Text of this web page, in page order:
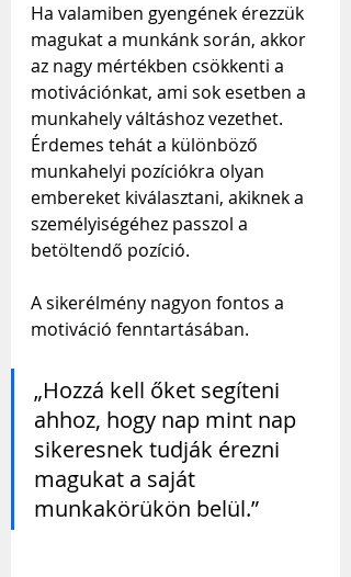
Ha valamiben gyengének érezzük
magukat a munkánk során, akkor
az nagy mértékben csökkenti a
motivációnkat, ami sok esetben a
munkahely váltáshoz vezethet.
Érdemes tehát a különböző
munkahelyi pozíciókra olyan
embereket kiválasztani, akiknek a
személyiségéhez passzol a
betöltendő pozíció.
A sikerélmény nagyon fontos a
motiváció fenntartásában.
„Hozzá kell őket segíteni
ahhoz, hogy nap mint nap
sikeresnek tudják érezni
magukat a saját
munkakörükön belül.”